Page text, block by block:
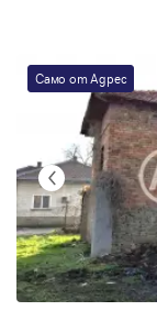
Само от Адрес